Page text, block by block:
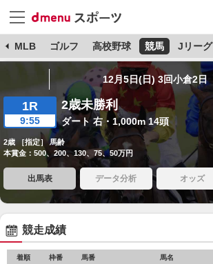
MLB ゴルフ 高校野球 競馬 Jリーグ
12月5日(日) 3回小倉2日
1R
9:55
2歳未勝利
ダート 右・1,000m 14頭
2歳 ［指定］ 馬齢
本賞金：500、200、130、75、50万円
出馬表 データ分析 オッズ
競走成績
着順 枠番 馬番 馬名